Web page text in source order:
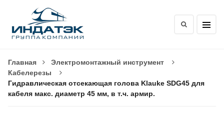
Главная
Электромонтажный инструмент
Кабелерезы
Гидравлическая отсекающая голова Klauke SDG45 для
кабеля макс. диаметр 45 мм, в т.ч. армир.